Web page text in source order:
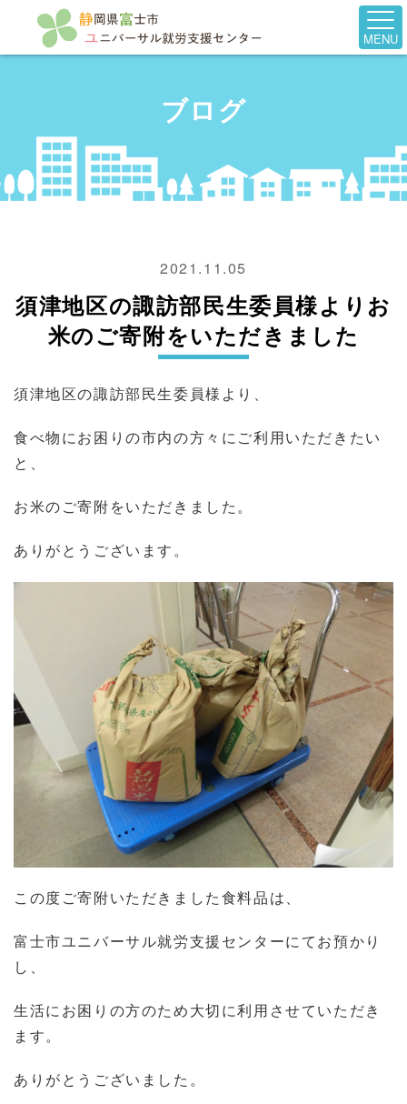
MENU
ブログ
2021.11.05
須津地区の諏訪部民生委員様よりお
米のご寄附をいただきました
須津地区の諏訪部民生委員様より、
食べ物にお困りの市内の方々にご利用いただきたい
と、
お米のご寄附をいただきました。
ありがとうございます。
この度ご寄附いただきました食料品は、
富士市ユニバーサル就労支援センターにてお預かり
し、
生活にお困りの方のため大切に利用させていただき
ます。
ありがとうございました。